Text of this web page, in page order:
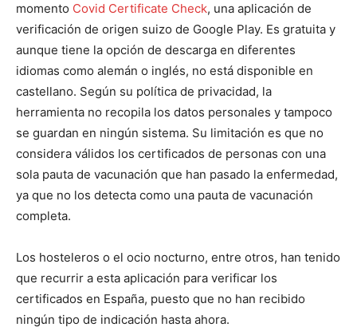
momento Covid Certificate Check, una aplicación de
verificación de origen suizo de Google Play. Es gratuita y
aunque tiene la opción de descarga en diferentes
idiomas como alemán o inglés, no está disponible en
castellano. Según su política de privacidad, la
herramienta no recopila los datos personales y tampoco
se guardan en ningún sistema. Su limitación es que no
considera válidos los certificados de personas con una
sola pauta de vacunación que han pasado la enfermedad,
ya que no los detecta como una pauta de vacunación
completa.
Los hosteleros o el ocio nocturno, entre otros, han tenido
que recurrir a esta aplicación para verificar los
certificados en España, puesto que no han recibido
ningún tipo de indicación hasta ahora.